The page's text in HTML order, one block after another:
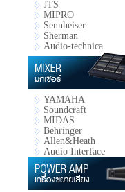
JTS
MIPRO
Sennheiser
Sherman
Audio-technica
YAMAHA
Soundcraft
MIDAS
Behringer
Allen&Heath
Audio Interface